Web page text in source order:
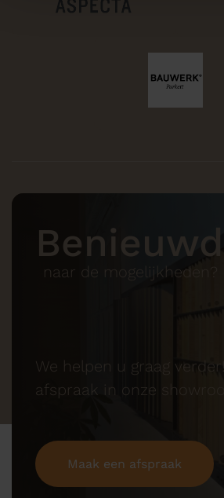
Benieuwd
naar de mogelijkheden?
We helpen u graag
afspraak in onze
Maak een afspraak